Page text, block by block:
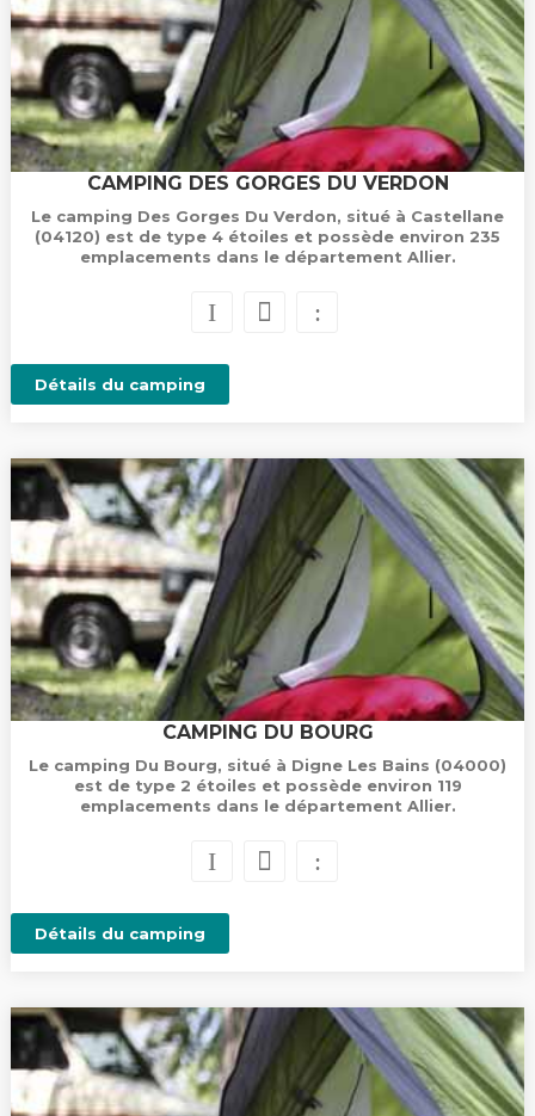
CAMPING DES GORGES DU VERDON
Le camping Des Gorges Du Verdon, situé à Castellane
(04120) est de type 4 étoiles et possède environ 235
emplacements dans le département Allier.
Détails du camping
CAMPING DU BOURG
Le camping Du Bourg, situé à Digne Les Bains (04000)
est de type 2 étoiles et possède environ 119
emplacements dans le département Allier.
Détails du camping